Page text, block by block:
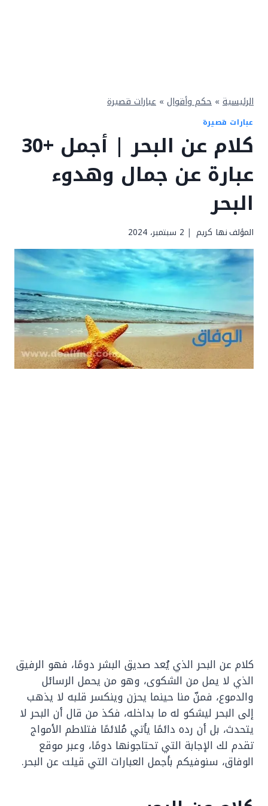
الرئيسية » حكم وأقوال » عبارات قصيرة
عبارات قصيرة
كلام عن البحر | أجمل +30
عبارة عن جمال وهدوء
البحر
المؤلفنها كريم 2 سبتمبر، 2024
كلام عن البحر الذي يُعد صديق البشر دومًا، فهو الرفيق
الذي لا يمل من الشكوى، وهو من يحمل الرسائل
والدموع، فمنّ منا حينما يحزن وينكسر قلبه لا يذهب
إلى البحر ليشكو له ما بداخله، فكذ من قال أن البحر لا
يتحدث، بل أن رده دائمًا يأتي مُلائمًا فتلاطم الأمواج
تقدم لك الإجابة التي تحتاجونها دومًا، وعبر موقع
الوفاق، سنوفيكم بأجمل العبارات التي قيلت عن البحر.